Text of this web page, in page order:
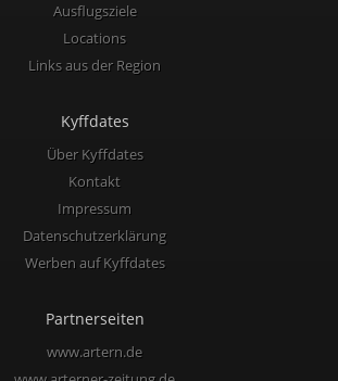
Ausflugsziele
Locations
Links aus der Region
Kyffdates
Über Kyffdates
Kontakt
Impressum
Datenschutzerklärung
Werben auf Kyffdates
Partnerseiten
www.artern.de